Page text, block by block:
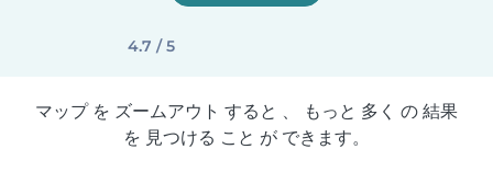
4.7 / 5
マップ を ズームアウト すると 、 もっと 多く の 結果
を 見つける こと が できます。